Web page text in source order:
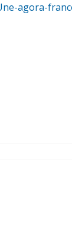
agora-